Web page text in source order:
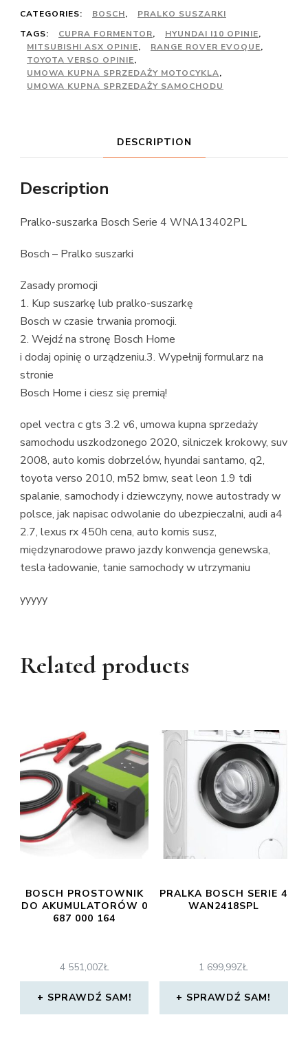
CATEGORIES:
BOSCH,
PRALKO SUSZARKI
TAGS:
CUPRA FORMENTOR, HYUNDAI I10 OPINIE,
MITSUBISHI ASX OPINIE, RANGE ROVER EVOQUE,
TOYOTA VERSO OPINIE,
UMOWA KUPNA SPRZEDAŻY MOTOCYKLA,
UMOWA KUPNA SPRZEDAŻY SAMOCHODU
DESCRIPTION
Description
Pralko-suszarka Bosch Serie 4 WNA13402PL
Bosch – Pralko suszarki
Zasady promocji
1. Kup suszarkę lub pralko-suszarkę
Bosch w czasie trwania promocji.
2. Wejdź na stronę Bosch Home
i dodaj opinię o urządzeniu.3. Wypełnij formularz na
stronie
Bosch Home i ciesz się premią!
opel vectra c gts 3.2 v6, umowa kupna sprzedaży
samochodu uszkodzonego 2020, silniczek krokowy, suv
2008, auto komis dobrzelów, hyundai santamo, q2,
toyota verso 2010, m52 bmw, seat leon 1.9 tdi
spalanie, samochody i dziewczyny, nowe autostrady w
polsce, jak napisac odwolanie do ubezpieczalni, audi a4
2.7, lexus rx 450h cena, auto komis susz,
międzynarodowe prawo jazdy konwencja genewska,
tesla ładowanie, tanie samochody w utrzymaniu
yyyyy
Related products
BOSCH PROSTOWNIK
DO AKUMULATORÓW 0
687 000 164
4 551,00ZŁ
SPRAWDŹ SAM!
PRALKA BOSCH SERIE 4
WAN2418SPL
1 699,99ZŁ
SPRAWDŹ SAM!